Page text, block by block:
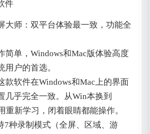
大师：双平台体验最一致，功能全
简单，Windows和Mac版体验高度
用户的首选。
款软件在Windows和Mac上的界面
几乎完全一致。从Win本换到
重新学习，闭着眼睛都能操作。
7种录制模式（全屏、区域、游